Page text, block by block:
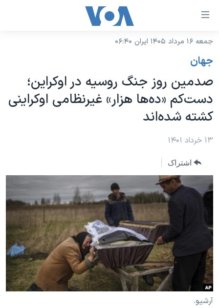
لینکهای
دسترسی
جهش
محتوای
اصلی
جهش
صفحه
جهش
به
جستجو
نسخه سبک وب‌سایت
موضوع ها
ایران
آمریکا
جهان
ورزشی
گزیده‌ها
ویژه برنامه‌ها
فرهنگ و زندگی
حقوق شهروندی
علم و فناوری
اسرائیل در جنگ
برنامه های تلویزیونی
جدول برنامه ها
صفحه‌های ویژه
جام جهانی ۲۰۲۶
عملیات خشم حماسی
۲۵۰سالگی آمریکا
بایگانی برنامه‌های تلویزیونی
انتخابات ریاست جمهوری آمریکا ۲۰۲۴
حمله جمهوری اسلامی به اسرائیل
ورزش زنان در ایران
فرکانس‌های صدای آمریکا
پخش رادیویی
یادگیری زبان انگلیسی
دنبال کنید
زبانهای مختلف
جمعه ۱۶ مرداد ۱۴۰۵ ایران ۰۶:۴۰
جهان
صدمین روز جنگ روسیه در اوکراین؛
دست‌کم «ده‌ها هزار» غیرنظامی اوکراینی
کشته شده‌اند
۱۳ خرداد ۱۴۰۱
اشتراک
آرشیو.